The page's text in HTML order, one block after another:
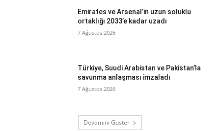
Emirates ve Arsenal’in uzun soluklu
ortaklığı 2033’e kadar uzadı
7 Ağustos 2026
Türkiye, Suudi Arabistan ve Pakistan’la
savunma anlaşması imzaladı
7 Ağustos 2026
Devamını Göster